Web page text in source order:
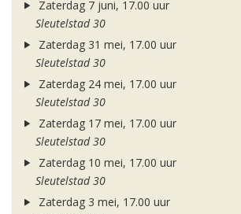
Zaterdag 7 juni, 17.00 uur
Sleutelstad 30
Zaterdag 31 mei, 17.00 uur
Sleutelstad 30
Zaterdag 24 mei, 17.00 uur
Sleutelstad 30
Zaterdag 17 mei, 17.00 uur
Sleutelstad 30
Zaterdag 10 mei, 17.00 uur
Sleutelstad 30
Zaterdag 3 mei, 17.00 uur